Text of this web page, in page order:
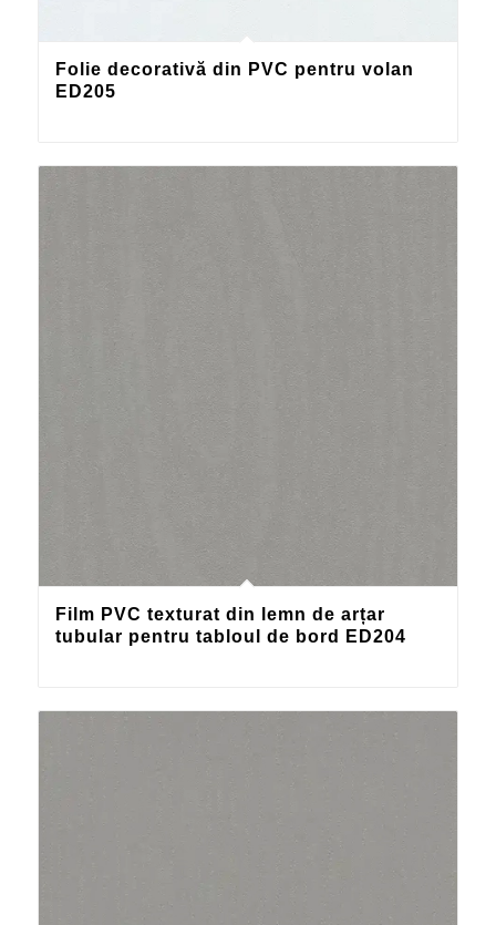
Folie decorativă din PVC pentru volan
ED205
Film PVC texturat din lemn de arțar
tubular pentru tabloul de bord ED204